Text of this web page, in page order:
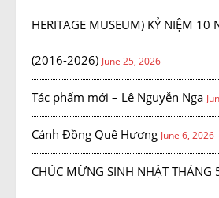
HERITAGE MUSEUM) KỶ NIỆM 10
(2016-2026) June 25, 2026
Tác phẩm mới – Lê Nguyễn Nga
Cánh Đồng Quê Hương June 6, 2026
CHÚC MỪNG SINH NHẬT THÁNG